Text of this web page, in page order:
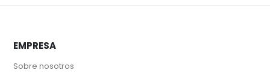
EMPRESA
Sobre nosotros